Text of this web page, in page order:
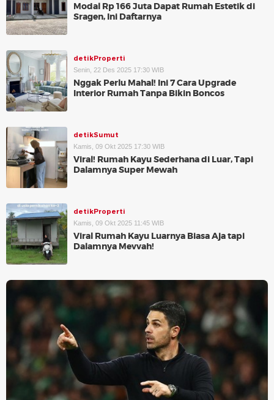
Modal Rp 166 Juta Dapat Rumah Estetik di
Sragen, Ini Daftarnya
detikProperti
Senin, 22 Des 2025 17:30 WIB
Nggak Perlu Mahal! Ini 7 Cara Upgrade
Interior Rumah Tanpa Bikin Boncos
detikSumut
Kamis, 09 Okt 2025 17:30 WIB
Viral! Rumah Kayu Sederhana di Luar, Tapi
Dalamnya Super Mewah
detikProperti
Kamis, 09 Okt 2025 11:45 WIB
Viral Rumah Kayu Luarnya Biasa Aja tapi
Dalamnya Mevvah!